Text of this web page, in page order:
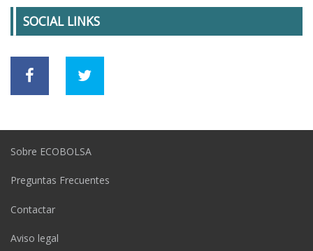
SOCIAL LINKS
Sobre ECOBOLSA
Preguntas Frecuentes
Contactar
Aviso legal